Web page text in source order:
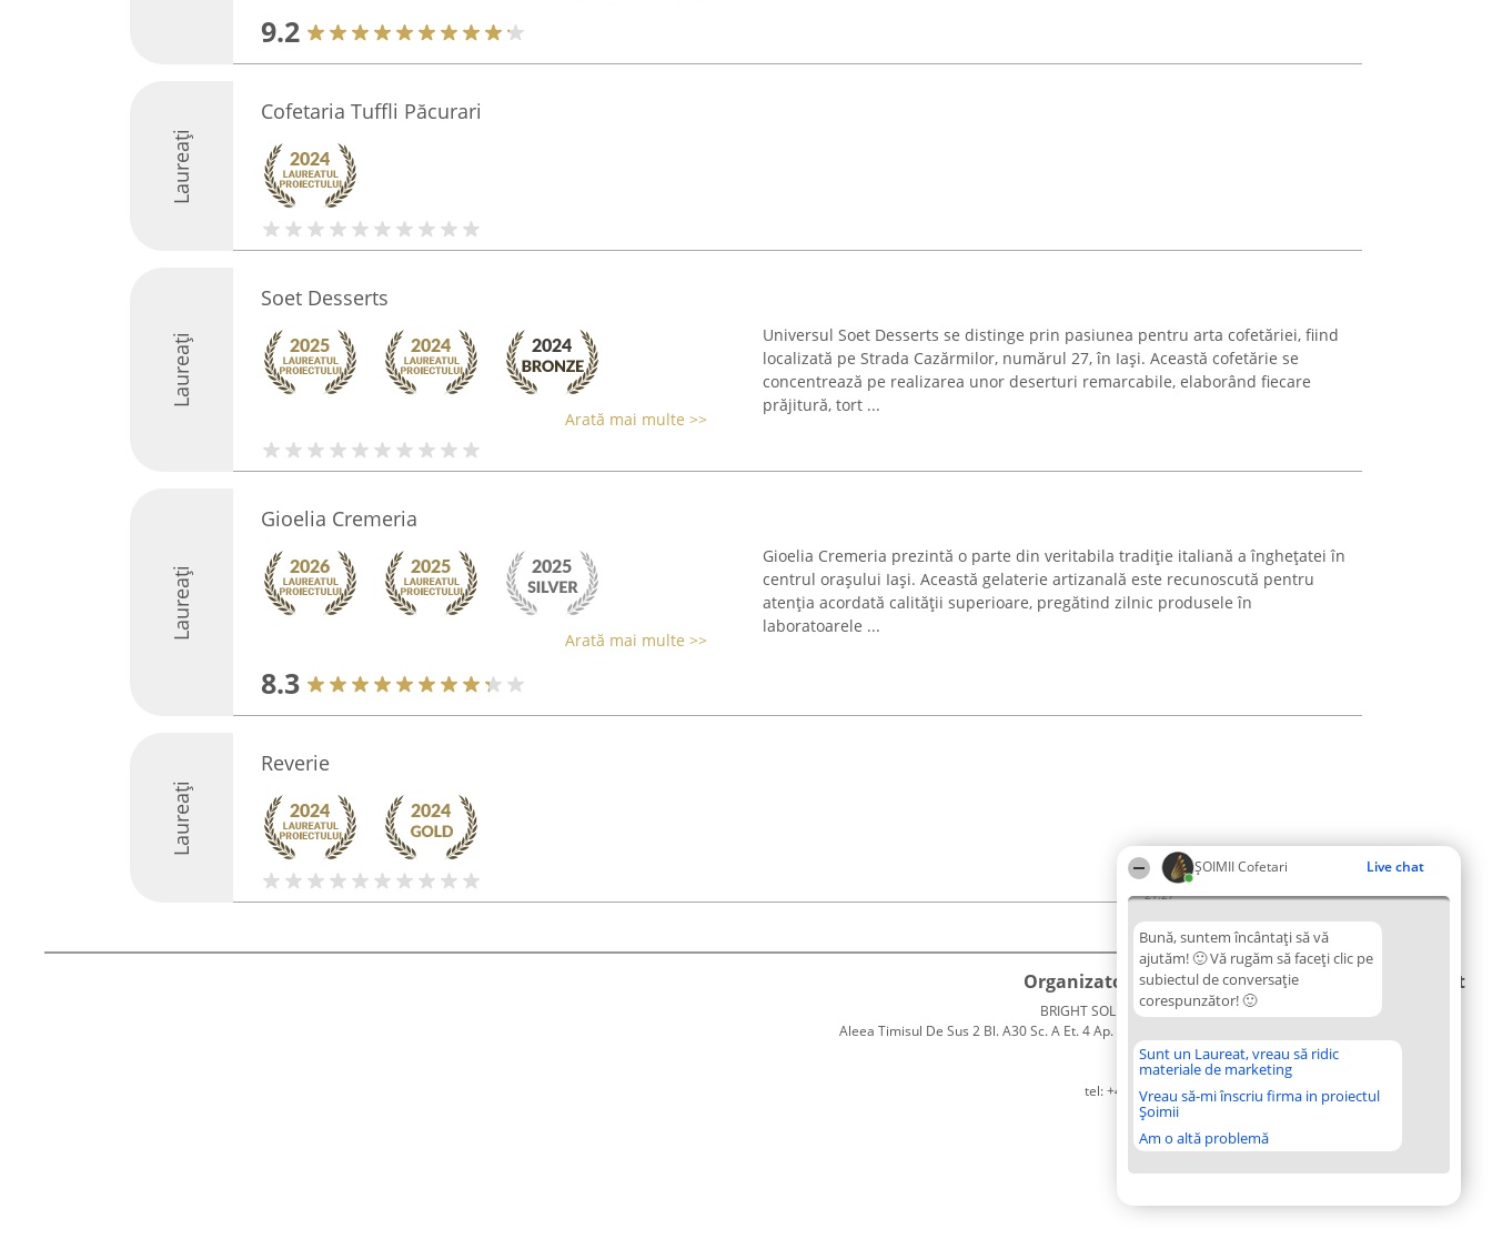
ȘOIMII Cofetari Live chat
21:27
Bună, suntem încântați să vă
ajutăm! 🙂 Vă rugăm să faceți clic pe
subiectul de conversație
corespunzător! 🙂
Sunt un Laureat, vreau să ridic
materiale de marketing
Vreau să-mi înscriu firma in proiectul
Șoimii
Am o altă problemă
9.2
Laureați
Cofetaria Tuffli Păcurari
Laureați
Soet Desserts
Arată mai multe >>
Universul Soet Desserts se distinge prin pasiunea pentru arta cofetăriei, fiind
localizată pe Strada Cazărmilor, numărul 27, în Iași. Această cofetărie se
concentrează pe realizarea unor deserturi remarcabile, elaborând fiecare
prăjitură, tort ...
Laureați
Gioelia Cremeria
Arată mai multe >>
8.3
Gioelia Cremeria prezintă o parte din veritabila tradiție italiană a înghețatei în
centrul orașului Iași. Această gelaterie artizanală este recunoscută pentru
atenția acordată calității superioare, pregătind zilnic produsele în
laboratoarele ...
Laureați
Reverie
Organizator Ranking
BRIGHT SOLUTIONS BR SRL
Aleea Timisul De Sus 2 Bl. A30 Sc. A Et. 4 Ap. 13 Cod 061952
București
CUI 36737675
tel: +40 770 990 492
Plebiscyt
Tuturor
Laureaților
Reguli
confidențialitate
Contact